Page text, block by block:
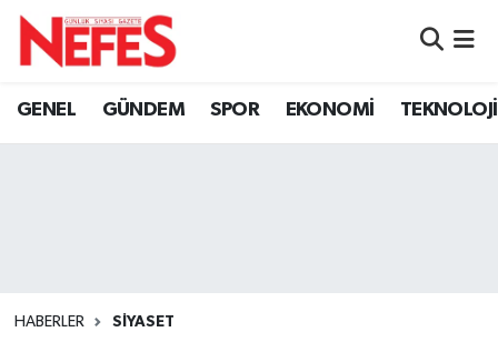
GENEL GÜNDEM SPOR EKONOMİ TEKNOLOJİ
HABERLER SİYASET
Hava Durumu
Süper Lig Puan Durumu ve Fikstür